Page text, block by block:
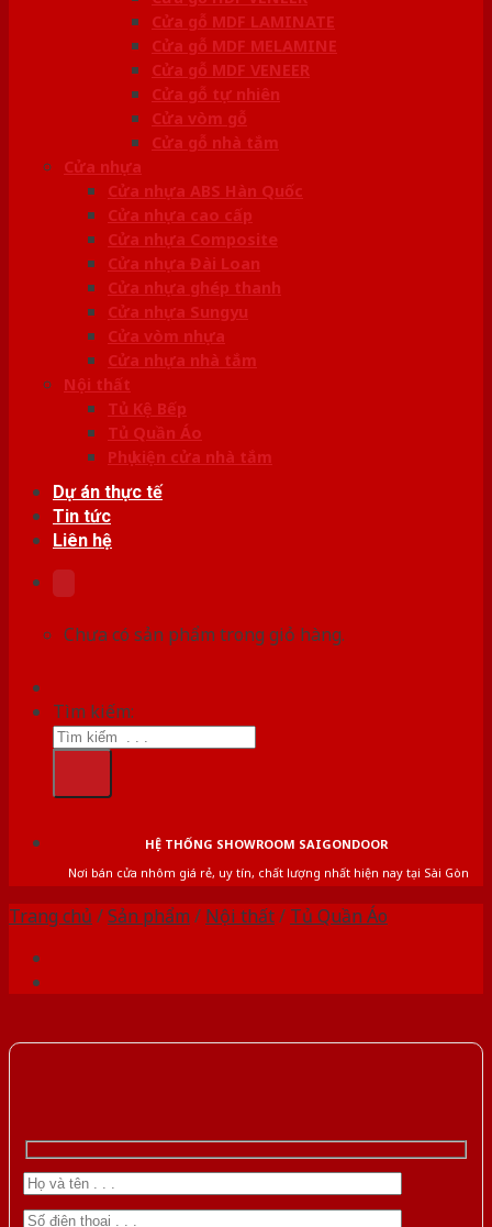
Cửa gỗ MDF LAMINATE
Cửa gỗ MDF MELAMINE
Cửa gỗ MDF VENEER
Cửa gỗ tự nhiên
Cửa vòm gỗ
Cửa gỗ nhà tắm
Cửa nhựa
Cửa nhựa ABS Hàn Quốc
Cửa nhựa cao cấp
Cửa nhựa Composite
Cửa nhựa Đài Loan
Cửa nhựa ghép thanh
Cửa nhựa Sungyu
Cửa vòm nhựa
Cửa nhựa nhà tắm
Nội thất
Tủ Kệ Bếp
Tủ Quần Áo
Phụ kiện cửa nhà tắm
Dự án thực tế
Tin tức
Liên hệ
Chưa có sản phẩm trong giỏ hàng.
Tìm kiếm:
HỆ THỐNG SHOWROOM SAIGONDOOR
Nơi bán cửa nhôm giá rẻ, uy tín, chất lượng nhất hiện nay tại Sài Gòn
Trang chủ /Sản phẩm / Nội thất/ Tủ Quần Áo